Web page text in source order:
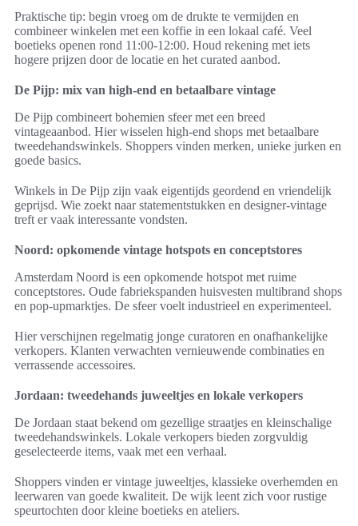
Praktische tip: begin vroeg om de drukte te vermijden en
combineer winkelen met een koffie in een lokaal café. Veel
boetieks openen rond 11:00-12:00. Houd rekening met iets
hogere prijzen door de locatie en het curated aanbod.
De Pijp: mix van high-end en betaalbare vintage
De Pijp combineert bohemien sfeer met een breed
vintageaanbod. Hier wisselen high-end shops met betaalbare
tweedehandswinkels. Shoppers vinden merken, unieke jurken en
goede basics.
Winkels in De Pijp zijn vaak eigentijds geordend en vriendelijk
geprijsd. Wie zoekt naar statementstukken en designer-vintage
treft er vaak interessante vondsten.
Noord: opkomende vintage hotspots en conceptstores
Amsterdam Noord is een opkomende hotspot met ruime
conceptstores. Oude fabriekspanden huisvesten multibrand shops
en pop-upmarktjes. De sfeer voelt industrieel en experimenteel.
Hier verschijnen regelmatig jonge curatoren en onafhankelijke
verkopers. Klanten verwachten vernieuwende combinaties en
verrassende accessoires.
Jordaan: tweedehands juweeltjes en lokale verkopers
De Jordaan staat bekend om gezellige straatjes en kleinschalige
tweedehandswinkels. Lokale verkopers bieden zorgvuldig
geselecteerde items, vaak met een verhaal.
Shoppers vinden er vintage juweeltjes, klassieke overhemden en
leerwaren van goede kwaliteit. De wijk leent zich voor rustige
speurtochten door kleine boetieks en ateliers.